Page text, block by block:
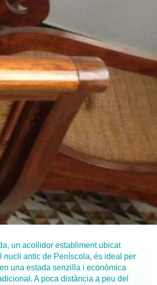
un acollidor establiment ubicat
nucli antic de Peníscola, és ideal per
una estada senzilla i econòmica
A poca distància a peu del